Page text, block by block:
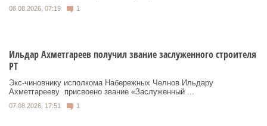
08.08.2026, 07:19 1
Ильдар Ахметгареев получил звание заслуженного строителя
РТ
Экс‑чиновнику исполкома Набережных Челнов Ильдару
Ахметгарееву присвоено звание «Заслуженный ...
07.08.2026, 17:51 1